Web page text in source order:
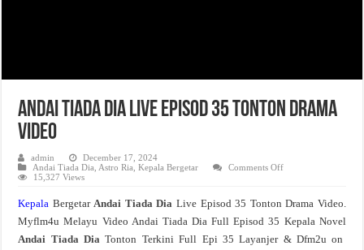
Andai Tiada Dia Live Episod 35 Tonton Drama
Video
admin
December 17, 2024
Andai Tiada Dia Astro Ria ,Kepala Bergetar Comments Offon
Live
35
Tonton
Drama
15,327 Views
Kepala BergetarAndai Tiada Dia Live Episod 35 Tonton Drama Video.
Myflm4u Melayu Video Andai Tiada Dia Full Episod 35 Kepala Novel
Andai Tiada DiaTonton Terkini Full Epi 35 Layanjer & Dfm2u on